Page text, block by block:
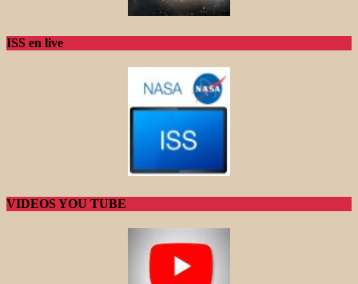
ISS en live
VIDEOS YOU TUBE